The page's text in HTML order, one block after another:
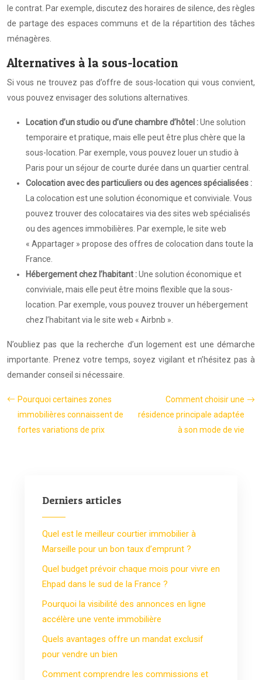
le contrat. Par exemple, discutez des horaires de silence, des règles
de partage des espaces communs et de la répartition des tâches
ménagères.
Alternatives à la sous-location
Si vous ne trouvez pas d’offre de sous-location qui vous convient,
vous pouvez envisager des solutions alternatives.
Location d’un studio ou d’une chambre d’hôtel :Une solution
temporaire et pratique, mais elle peut être plus chère que la
sous-location. Par exemple, vous pouvez louer un studio à
Paris pour un séjour de courte durée dans un quartier central.
Colocation avec des particuliers ou des agences spécialisées :
La colocation est une solution économique et conviviale. Vous
pouvez trouver des colocataires via des sites web spécialisés
ou des agences immobilières. Par exemple, le site web
« Appartager » propose des offres de colocation dans toute la
France.
Hébergement chez l’habitant :Une solution économique et
conviviale, mais elle peut être moins flexible que la sous-
location. Par exemple, vous pouvez trouver un hébergement
chez l’habitant via le site web « Airbnb ».
N’oubliez pas que la recherche d’un logement est une démarche
importante. Prenez votre temps, soyez vigilant et n’hésitez pas à
demander conseil si nécessaire.
Pourquoi certaines zones
immobilières connaissent de
fortes variations de prix
Comment choisir une
résidence principale adaptée
à son mode de vie
Derniers articles
Quel est le meilleur courtier immobilier à
Marseille pour un bon taux d’emprunt ?
Quel budget prévoir chaque mois pour vivre en
Ehpad dans le sud de la France ?
Pourquoi la visibilité des annonces en ligne
accélère une vente immobilière
Quels avantages offre un mandat exclusif
pour vendre un bien
Comment comprendre les commissions et